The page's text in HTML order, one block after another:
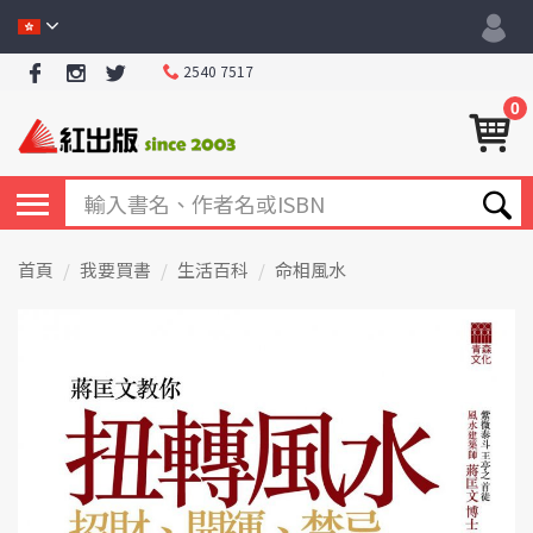
2540 7517
0
首頁 我要買書 生活百科 命相風水